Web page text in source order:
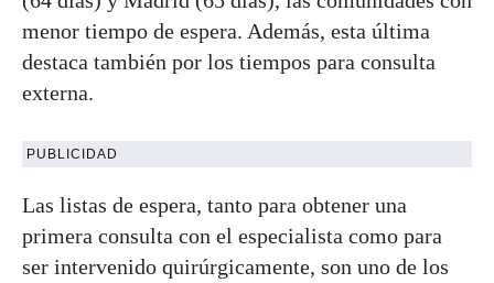
menor tiempo de espera. Además, esta última
destaca también por los tiempos para consulta
externa.
PUBLICIDAD
Las listas de espera, tanto para obtener una
primera consulta con el especialista como para
ser intervenido quirúrgicamente, son uno de los